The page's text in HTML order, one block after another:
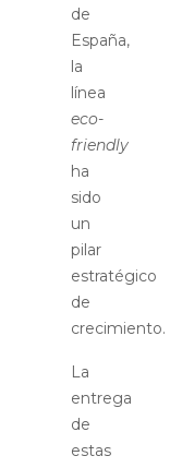
de
España,
la
línea
eco-
friendly
ha
sido
un
pilar
estratégico
de
crecimiento.
La
entrega
de
estas